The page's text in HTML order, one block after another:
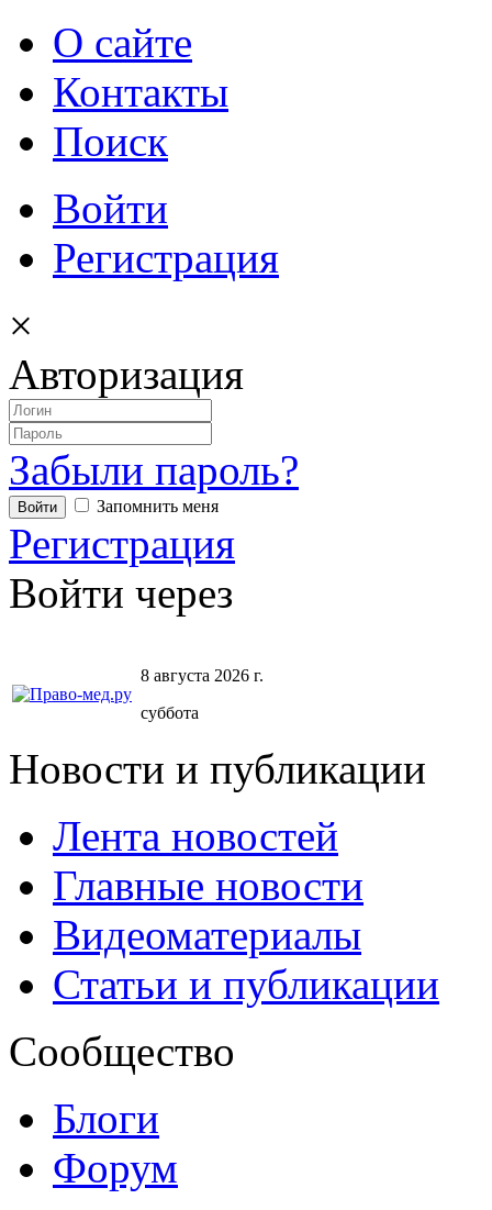
О сайте
Контакты
Поиск
Войти
Регистрация
×
Авторизация
Забыли пароль?
Запомнить меня
Регистрация
Войти через
8 августа 2026 г.
суббота
Новости и публикации
Лента новостей
Главные новости
Видеоматериалы
Статьи и публикации
Сообщество
Блоги
Форум